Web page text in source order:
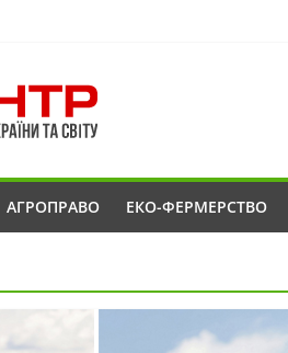
АГРОПРАВО ЕКО-ФЕРМЕРСТВО